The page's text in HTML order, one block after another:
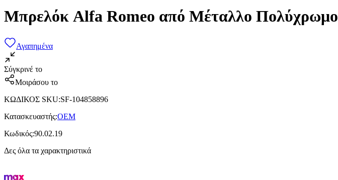
Μπρελόκ Alfa Romeo από Μέταλλο Πολύχρωμο
Αγαπημένα
Σύγκρινέ το
Μοιράσου το
ΚΩΔΙΚΟΣ SKU:SF-104858896
Κατασκευαστής:OEM
Κωδικός:90.02.19
Δες όλα τα χαρακτηριστικά